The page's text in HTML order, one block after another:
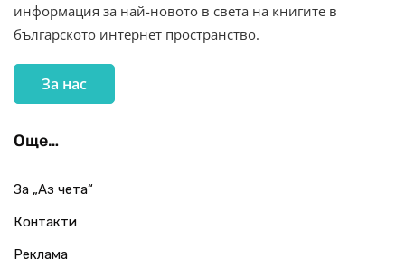
информация за най-новото в света на книгите в
българското интернет пространство.
За нас
Още…
За „Аз чета“
Контакти
Реклама